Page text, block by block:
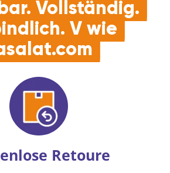
Vollständig.
V wie
Retoure